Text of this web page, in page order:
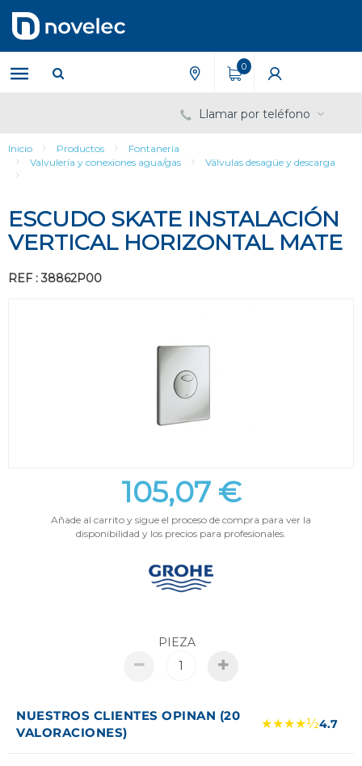
contenido
menú
de
navegación
0
Llamar por teléfono
Inicio Productos
Fontanería
Valvulería y conexiones agua/gas
Válvulas desagüe y descarga
ESCUDO SKATE INSTALACIÓN
VERTICAL HORIZONTAL MATE
REF : 38862P00
105,07 €
Añade al carrito y sigue el proceso de compra para ver la
disponibilidad y los precios para profesionales.
PIEZA
NUESTROS CLIENTES OPINAN (20
VALORACIONES)
★★★★½4.7